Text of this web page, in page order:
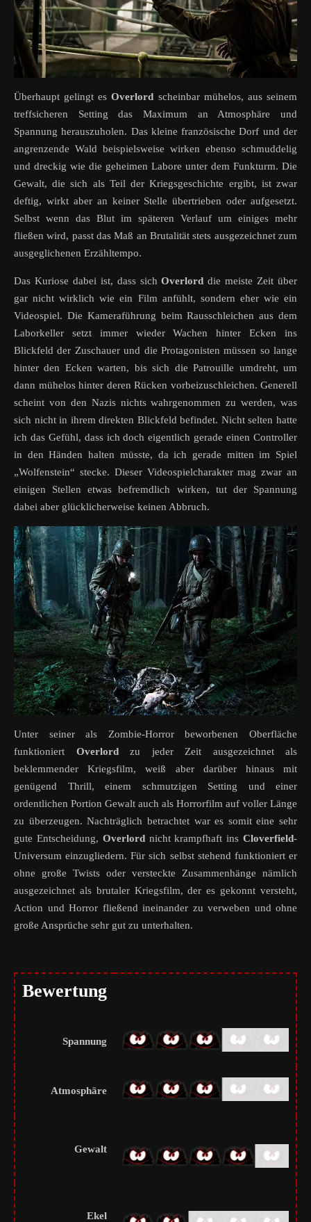
Überhaupt gelingt esOverlord scheinbar mühelos, aus seinem
treffsicheren Setting das Maximum an Atmosphäre und
Spannung herauszuholen. Das kleine französische Dorf und der
angrenzende Wald beispielsweise wirken ebenso schmuddelig
und dreckig wie die geheimen Labore unter dem Funkturm. Die
Gewalt, die sich als Teil der Kriegsgeschichte ergibt, ist zwar
deftig, wirkt aber an keiner Stelle übertrieben oder aufgesetzt.
Selbst wenn das Blut im späteren Verlauf um einiges mehr
fließen wird, passt das Maß an Brutalität stets ausgezeichnet zum
ausgeglichenen Erzähltempo.
Das Kuriose dabei ist, dass sichOverlord die meiste Zeit über
gar nicht wirklich wie ein Film anfühlt, sondern eher wie ein
Videospiel. Die Kameraführung beim Rausschleichen aus dem
Laborkeller setzt immer wieder Wachen hinter Ecken ins
Blickfeld der Zuschauer und die Protagonisten müssen so lange
hinter den Ecken warten, bis sich die Patrouille umdreht, um
dann mühelos hinter deren Rücken vorbeizuschleichen. Generell
scheint von den Nazis nichts wahrgenommen zu werden, was
sich nicht in ihrem direkten Blickfeld befindet. Nicht selten hatte
ich das Gefühl, dass ich doch eigentlich gerade einen Controller
in den Händen halten müsste, da ich gerade mitten im Spiel
„Wolfenstein“ stecke. Dieser Videospielcharakter mag zwar an
einigen Stellen etwas befremdlich wirken, tut der Spannung
dabei aber glücklicherweise keinen Abbruch.
Unter seiner als Zombie-Horror beworbenen Oberfläche
funktioniert Overlordzu jeder Zeit ausgezeichnet als
beklemmender Kriegsfilm, weiß aber darüber hinaus mit
genügend Thrill, einem schmutzigen Setting und einer
ordentlichen Portion Gewalt auch als Horrorfilm auf voller Länge
zu überzeugen. Nachträglich betrachtet war es somit eine sehr
gute Entscheidung, Overlord nicht krampfhaft insCloverfield-
Universum einzugliedern. Für sich selbst stehend funktioniert er
ohne große Twists oder versteckte Zusammenhänge nämlich
ausgezeichnet als brutaler Kriegsfilm, der es gekonnt versteht,
Action und Horror fließend ineinander zu verweben und ohne
große Ansprüche sehr gut zu unterhalten.
Bewertung
Spannung
Atmosphäre
Gewalt
Ekel